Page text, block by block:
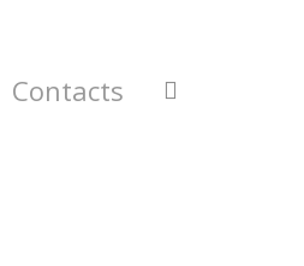
Contacts